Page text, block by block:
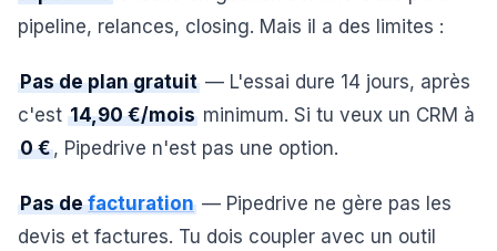
pipeline, relances, closing. Mais il a des limites :
Pas de plan gratuit — L'essai dure 14 jours, après
c'est 14,90 €/mois minimum. Si tu veux un CRM à
0 €, Pipedrive n'est pas une option.
Pas defacturation — Pipedrive ne gère pas les
devis et factures. Tu dois coupler avec un outil